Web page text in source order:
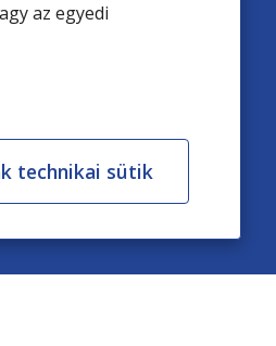
az egyedi
technikai sütik